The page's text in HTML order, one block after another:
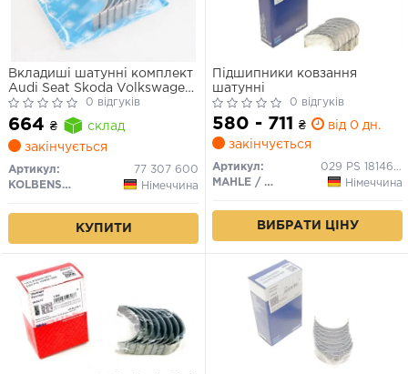
Вкладиші шатунні комплект
Audi Seat Skoda Volkswagen
(AEA, AEE, AEX)0 відгуків
664 ₴
склад
закінчується
Артикул:
77 307 600
KOLBENSCHMIDT
Німеччина
КУПИТИ
Підшипники ковзання
шатунні
0 відгуків
580 - 711 ₴
від 0 дн.
закінчується
Артикул:
029 PS 18146 000
MAHLE / KNECHT
Німеччина
ВИБРАТИ ЦІНУ